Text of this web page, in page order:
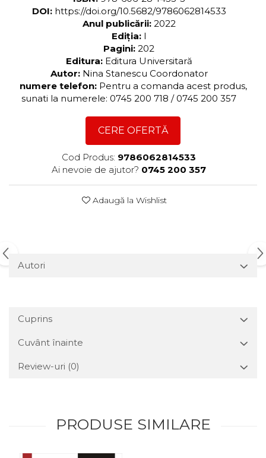
DOI: https://doi.org/10.5682/9786062814533
Anul publicării: 2022
Ediția: I
Pagini: 202
Editura: Editura Universitară
Autor: Nina Stanescu Coordonator
numere telefon: Pentru a comanda acest produs,
sunati la numerele: 0745 200 718 / 0745 200 357
CERE OFERTĂ
Cod Produs: 9786062814533
Ai nevoie de ajutor? 0745 200 357
Adaugă la Wishlist
Autori
Cuprins
Cuvânt înainte
Review-uri (0)
PRODUSE SIMILARE